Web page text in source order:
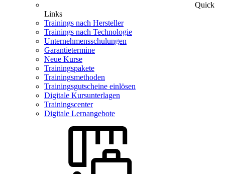
Quick
Links
Trainings nach Hersteller
Trainings nach Technologie
Unternehmensschulungen
Garantietermine
Neue Kurse
Trainingspakete
Trainingsmethoden
Trainingsgutscheine einlösen
Digitale Kursunterlagen
Trainingscenter
Digitale Lernangebote